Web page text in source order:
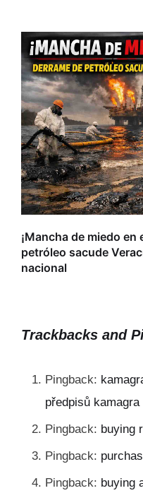
¡Mancha de miedo en
petróleo sacude
nacional
Trackbacks and
Pingback:
předpisů kamagra
Pingback: buying
Pingback:
Pingback: buying